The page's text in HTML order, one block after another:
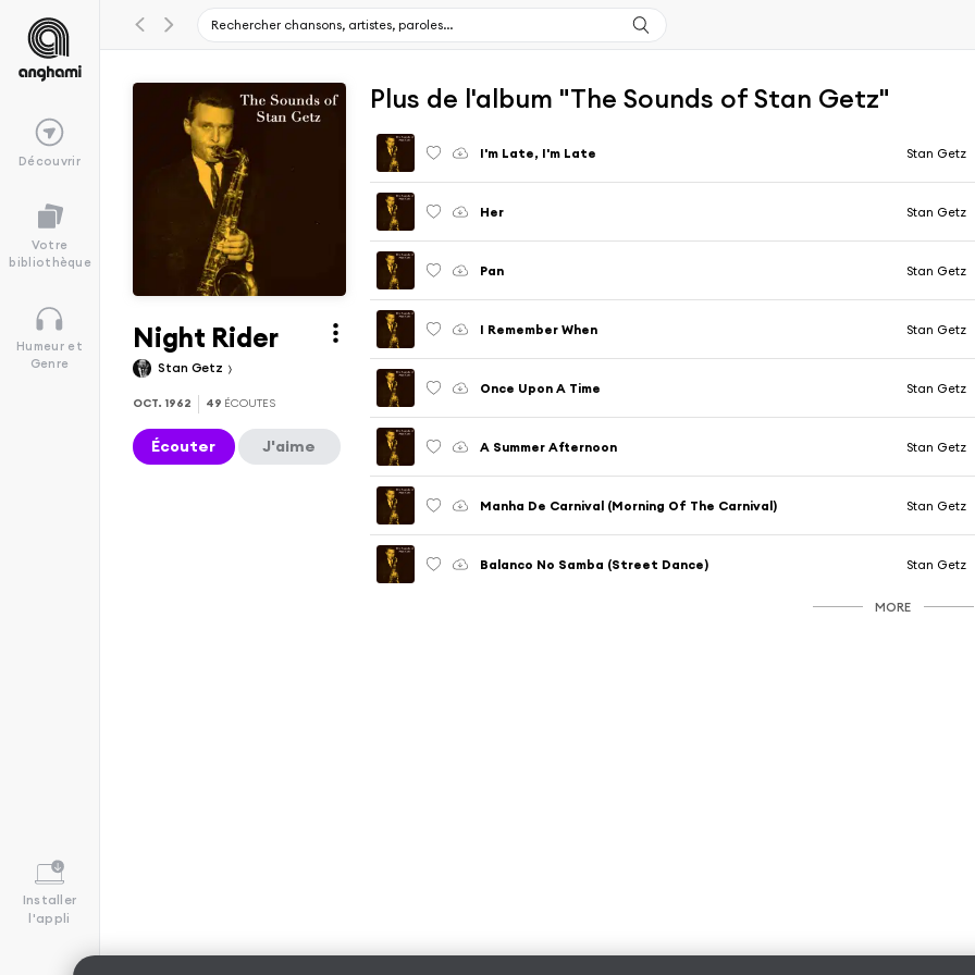
Découvrir
Votre
bibliothèque
Humeur et
Genre
Installer
l'appli
Night Rider
Stan Getz
OCT. 1962 49 ÉCOUTES
Écouter J'aime
Plus de l'album "The Sounds of Stan Getz"
I'm Late, I'm Late Stan Getz
Her Stan Getz
Pan Stan Getz
I Remember When Stan Getz
Once Upon A Time Stan Getz
A Summer Afternoon Stan Getz
Manha De Carnival (Morning Of The Carnival) Stan Getz
Balanco No Samba (Street Dance) Stan Getz
MORE